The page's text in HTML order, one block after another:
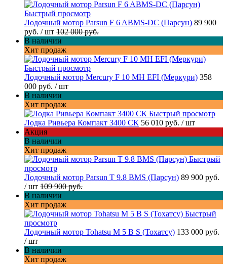
Быстрый просмотр
Лодочный мотор Parsun F 6 ABMS-DC (Парсун) 89 900
руб. / шт 102 000 руб.
В наличии
Хит продаж
Быстрый просмотр
Лодочный мотор Mercury F 10 MH EFI (Меркури) 358
000 руб. / шт
В наличии
Хит продаж
Быстрый просмотр
Лодка Ривьера Компакт 3400 СК 56 010 руб. / шт
Акция
В наличии
Хит продаж
Быстрый
просмотр
Лодочный мотор Parsun T 9.8 BMS (Парсун) 89 900 руб.
/ шт 109 900 руб.
В наличии
Хит продаж
Быстрый
просмотр
Лодочный мотор Tohatsu M 5 B S (Тохатсу) 133 000 руб.
/ шт
В наличии
Хит продаж